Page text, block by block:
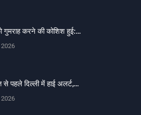
गुमराह करने की कोशिश हुई:…
2026
पहले दिल्ली में हाई अलर्ट,…
2026